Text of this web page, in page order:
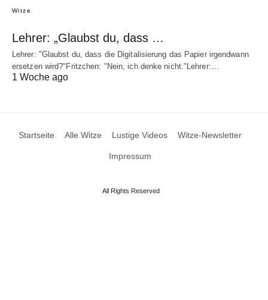
Witze
Lehrer: „Glaubst du, dass …
Lehrer: "Glaubst du, dass die Digitalisierung das Papier irgendwann
ersetzen wird?"Fritzchen: "Nein, ich denke nicht."Lehrer:…
1 Woche ago
Startseite Alle Witze Lustige Videos Witze-Newsletter
Impressum
All Rights Reserved